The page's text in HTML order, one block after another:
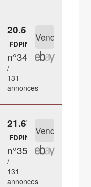
20.5 €
FDPIN
n°34
/
131
annonces
21.67 €
FDPIN
n°35
/
131
annonces